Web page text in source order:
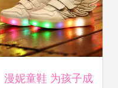
漫妮童鞋 为孩子成